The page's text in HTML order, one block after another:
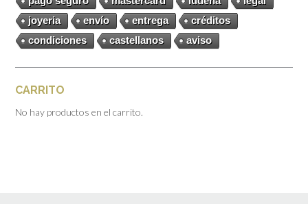
joyeria
envío entrega
créditos
condiciones
castellanos aviso
CARRITO
No hay productos en el carrito.